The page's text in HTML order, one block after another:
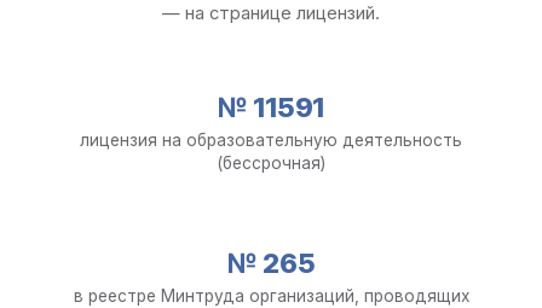
— на странице лицензий.
№ 11591
лицензия на образовательную деятельность
(бессрочная)
№ 265
в реестре Минтруда организаций, проводящих